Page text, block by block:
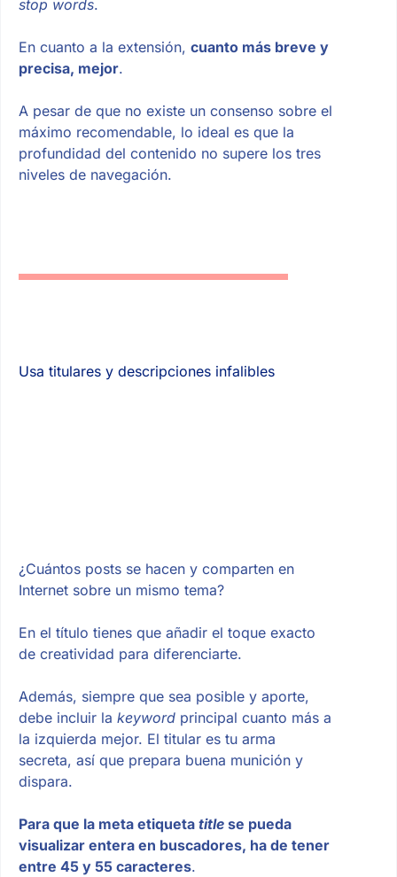
stop words.
En cuanto a la extensión, cuanto más breve y
precisa, mejor.
A pesar de que no existe un consenso sobre el
máximo recomendable, lo ideal es que la
profundidad del contenido no supere los tres
niveles de navegación.
Usa titulares y descripciones infalibles
¿Cuántos posts se hacen y comparten en
Internet sobre un mismo tema?
En el título tienes que añadir el toque exacto
de creatividad para diferenciarte.
Además, siempre que sea posible y aporte,
debe incluir la keywordprincipal cuanto más a
la izquierda mejor. El titular es tu arma
secreta, así que prepara buena munición y
dispara.
Para que la meta etiqueta titlese pueda
visualizar entera en buscadores, ha de tener
entre 45 y 55 caracteres.